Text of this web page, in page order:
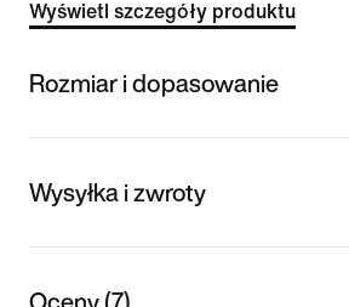
Wyświetl szczegóły produktu
Rozmiar i dopasowanie
Wysyłka i zwroty